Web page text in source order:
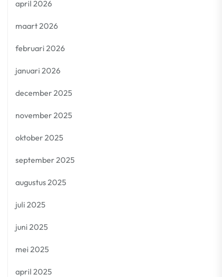
april 2026
maart 2026
februari 2026
januari 2026
december 2025
november 2025
oktober 2025
september 2025
augustus 2025
juli 2025
juni 2025
mei 2025
april 2025